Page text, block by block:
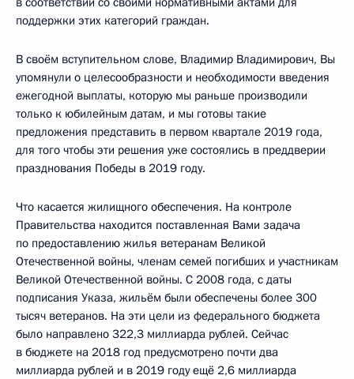
поддержки этих категорий граждан.
В своём вступительном слове, Владимир Владимирович, Вы
упомянули о целесообразности и необходимости введения
ежегодной выплаты, которую мы раньше производили
только к юбилейным датам, и мы готовы такие
предложения представить в первом квартале 2019 года,
для того чтобы эти решения уже состоялись в преддверии
празднования Победы в 2019 году.
Что касается жилищного обеспечения. На контроле
Правительства находится поставленная Вами задача
по предоставлению жилья ветеранам Великой
Отечественной войны, членам семей погибших и участникам
Великой Отечественной войны. С 2008 года, с даты
подписания Указа, жильём были обеспечены более 300
тысяч ветеранов. На эти цели из федерального бюджета
было направлено 322,3 миллиарда рублей. Сейчас
в бюджете на 2018 год предусмотрено почти два
миллиарда рублей и в 2019 году ещё 2,6 миллиарда